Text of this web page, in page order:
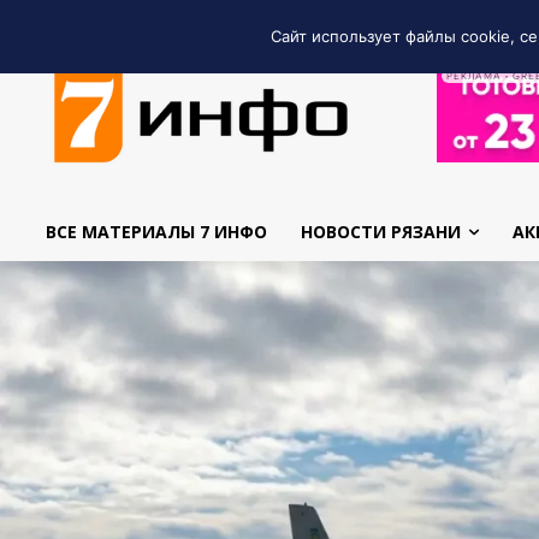
РЕКЛАМА •
ВСЕ МАТЕРИАЛЫ 7 ИНФО НОВОСТИ РЯЗАНИ
Сайт использует файлы cookie,